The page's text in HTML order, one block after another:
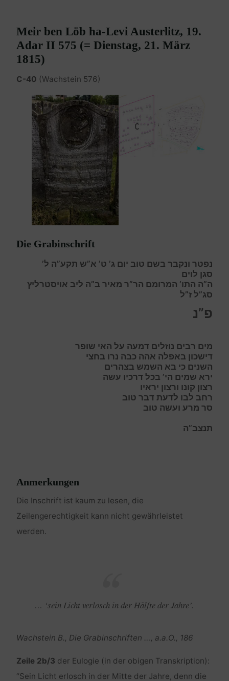
Meir ben Löb ha-Levi Austerlitz, 19.
Adar II 575 (= Dienstag, 21. März
1815)
C-40 (Wachstein 576)
Die Grabinschrift
נפטר ונקבר בשם טוב יום ג’ ט’ א”ש תקע”ה ל’
סגן לוים
ה”ה התו’ המרומם הר”ר מאיר ב”ה ליב אויסטרליץ
סג”ל ז”ל
פ”נ
מים רבים נוזלים דמעה על האי שופר
דישכון באפלה אהה כבה נרו בחצי
השנים כי בא השמש בצהרים
ירא שמים הי’ בכל דרכיו עשה
רצון קונו ורצון יראיו
רחב לבו לדעת דבר טוב
סר מרע ועשה טוב
תנצב”ה
Anmerkungen
Die Inschrift ist kaum zu lesen, die
Zeilengerechtigkeit kann nicht gewährleistet
werden.
… ‘sein Licht verlosch in der Hälfte der Jahre’.
Wachstein B., Die Grabinschriften …, a.a.O., 186
Zeile 2b/3 der Eulogie (in der obigen Transkription):
“Sein Licht erlosch in der Mitte der Jahre, denn die